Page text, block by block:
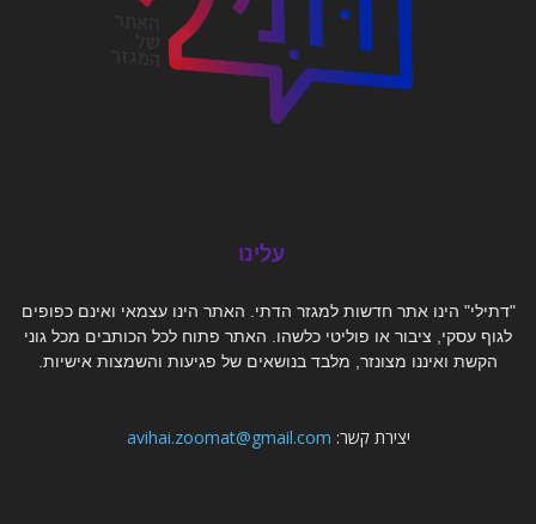
עלינו
"דתילי" הינו אתר חדשות למגזר הדתי. האתר הינו עצמאי ואינם כפופים
לגוף עסקי, ציבור או פוליטי כלשהו. האתר פתוח לכל הכותבים מכל גוני
הקשת ואיננו מצונזר, מלבד בנושאים של פגיעות והשמצות אישיות.
יצירת קשר: avihai.zoomat@gmail.com